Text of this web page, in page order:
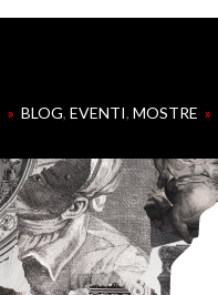
» BLOG, EVENTI, MOSTRE »